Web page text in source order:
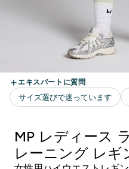
MP レディース
レーニング レギ